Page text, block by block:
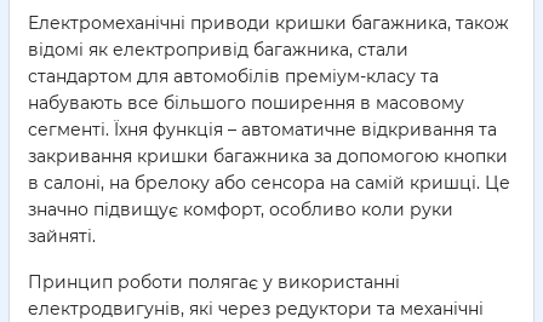
Електромеханічні приводи кришки багажника, також
відомі як електропривід багажника, стали
стандартом для автомобілів преміум-класу та
набувають все більшого поширення в масовому
сегменті. Їхня функція – автоматичне відкривання та
закривання кришки багажника за допомогою кнопки
в салоні, на брелоку або сенсора на самій кришці. Це
значно підвищує комфорт, особливо коли руки
зайняті.
Принцип роботи полягає у використанні
електродвигунів, які через редуктори та механічні